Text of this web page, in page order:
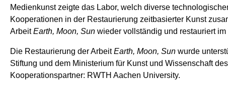
Medienkunst zeigte das Labor, welch diverse
Kooperationen in der Restaurierung zeitbasierter Kunst
ArbeitEarth, Moon, Sun wieder vollständig und restauriert
Die Restaurierung der ArbeitEarth, Moon, Sun wurde
Stiftung und dem Ministerium für Kunst und Wissenschaft
Kooperationspartner: RWTH Aachen University.